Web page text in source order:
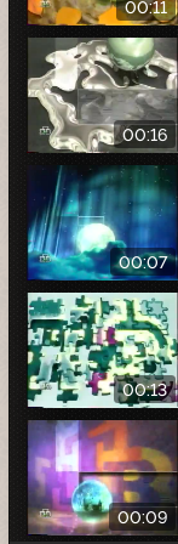
00:11
00:16
00:07
00:13
00:09